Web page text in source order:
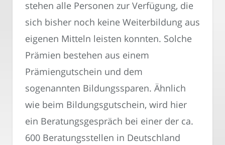
stehen alle Personen zur Verfügung, die
sich bisher noch keine Weiterbildung aus
eigenen Mitteln leisten konnten. Solche
Prämien bestehen aus einem
Prämiengutschein und dem
sogenannten Bildungssparen. Ähnlich
wie beim Bildungsgutschein, wird hier
ein Beratungsgespräch bei einer der ca.
600 Beratungsstellen in Deutschland